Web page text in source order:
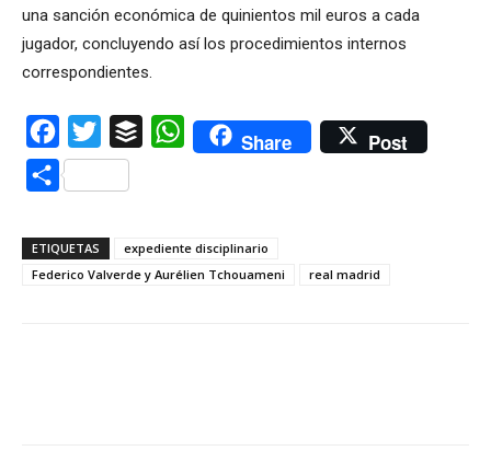
una sanción económica de quinientos mil euros a cada
jugador, concluyendo así los procedimientos internos
correspondientes.
Facebook
Twitter Buffer WhatsAppShare Post
Compartir
ETIQUETAS
expediente disciplinario
Federico Valverde y Aurélien Tchouameni
real madrid